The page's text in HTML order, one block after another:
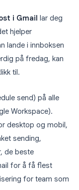
i Gmail
lar deg
hjelper
lande i innboksen
på fredag, kan
til.
send) på alle
Workspace).
desktop og mobil,
sending,
de beste
for å få flest
for team som